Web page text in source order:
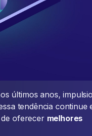
últimos anos,
tendência continue
oferecer melhores